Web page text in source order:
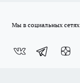
Мы в социальных сетях